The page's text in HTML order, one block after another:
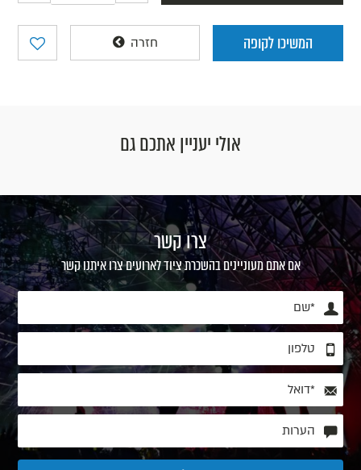
המשיכו לקופה חזרה
אולי יעניין אתכם גם
צרו קשר
אם אתם מעוניינים בהשכרת ציוד לארועים צרו איתנו קשר